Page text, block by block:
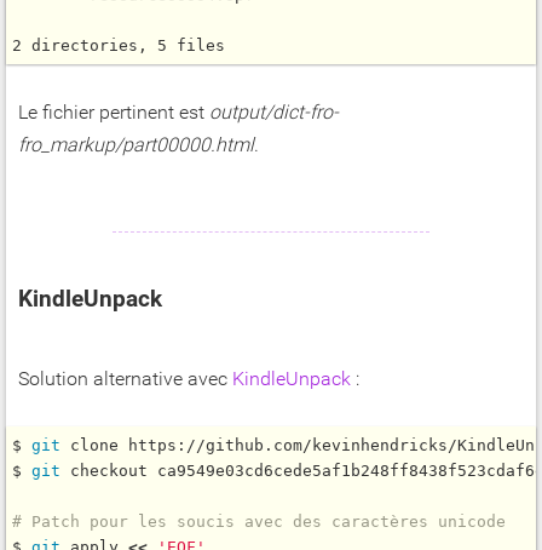
Le fichier pertinent est output/dict-fro-
fro_markup/part00000.html.
KindleUnpack
Solution alternative avec KindleUnpack :
$ git clone https://github.com/kevinhendricks/
$ git checkout
# Patch pour les soucis avec des caractères unicode